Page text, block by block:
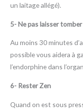
un laitage allégé).
5- Ne pas laisser
Au moins 30 minutes
possible vous aidera à
l’endorphine dans
6- Rester Zen
Quand on est sous